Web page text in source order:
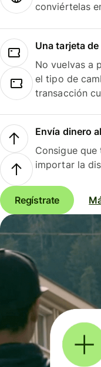
conviértelas
Una tarjeta
No vuelvas a
el tipo de
transacción
Envía dinero
Consigue que
importar la
Regístrate